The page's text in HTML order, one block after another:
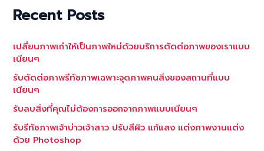
Recent Posts
เปลี่ยนภาพเก่าให้เป็นภาพใหม่ด้วยบริการตัดต่อภาพของเราแบบ
เนียนๆ
รับตัดต่อภาพรีทัชภาพเฉพาะจุดภาพคนสิ่งของสถานที่แบบ
เนียนๆ
รับลบสิ่งที่คุณไม่ต้องการออกจากภาพแบบเนียนๆ
รับรีทัชภาพเจ้าบ่าวเจ้าสาว ปรับสีผิว แก้แสง แต่งภาพงานแต่ง
ด้วย Photoshop